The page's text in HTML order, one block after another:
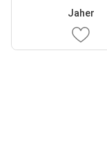
Jaher